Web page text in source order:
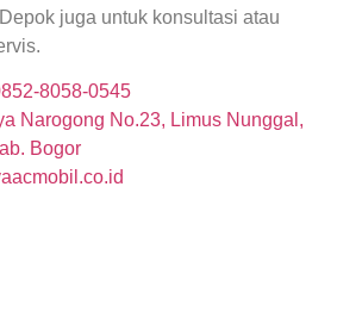
juga untuk konsultasi atau
8058-0545
Narogong No.23, Limus Nunggal,
Bogor